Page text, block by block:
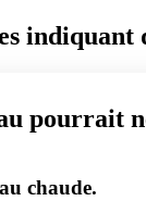
indiquant
pourrait
chaude.